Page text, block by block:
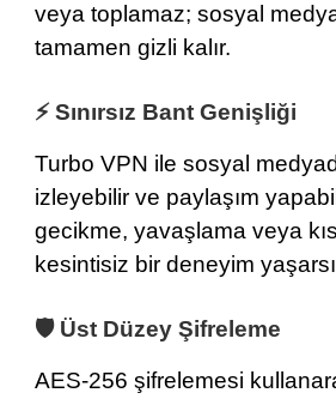
veya toplamaz; sosyal
tamamen gizli kalır.
⚡ Sınırsız Bant Genişliği
Turbo VPN ile sosyal
izleyebilir ve paylaşım
gecikme, yavaşlama veya
kesintisiz bir deneyim
🛡️ Üst Düzey Şifreleme
AES-256 şifrelemesi